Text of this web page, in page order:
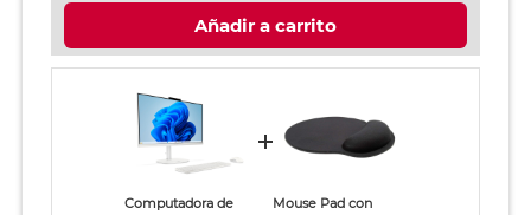
Añadir a carrito
Computadora de
Mouse Pad con